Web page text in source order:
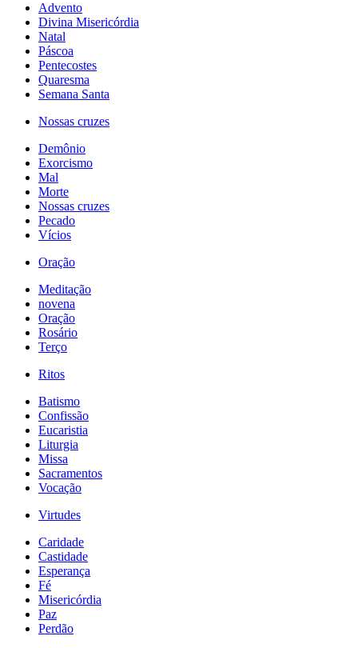
Advento
Divina Misericórdia
Natal
Páscoa
Pentecostes
Quaresma
Semana Santa
Nossas cruzes
Demônio
Exorcismo
Mal
Morte
Nossas cruzes
Pecado
Vícios
Oração
Meditação
novena
Oração
Rosário
Terço
Ritos
Batismo
Confissão
Eucaristia
Liturgia
Missa
Sacramentos
Vocação
Virtudes
Caridade
Castidade
Esperança
Fé
Misericórdia
Paz
Perdão